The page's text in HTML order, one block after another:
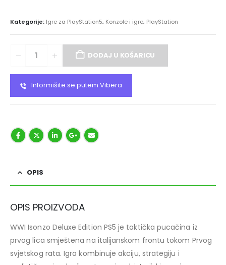
Kategorije: Igre za PlayStation5, Konzole i igre, PlayStation
DODAJ U KOŠARICU
Informišite se putem Vibera
OPIS
OPIS PROIZVODA
WWI Isonzo Deluxe Edition PS5 je taktička pucačina iz
prvog lica smještena na italijanskom frontu tokom Prvog
svjetskog rata. Igra kombinuje akciju, strategiju i